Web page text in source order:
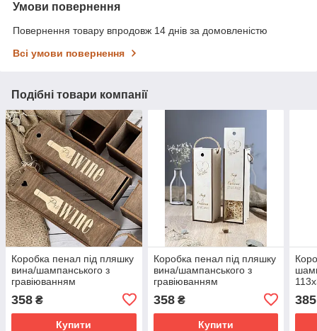
Умови повернення
Повернення товару впродовж 14 днів за домовленістю
Всі умови повернення
Подібні товари компанії
Коробка пенал під пляшку
вина/шампанського з
гравіюванням
358 ₴
Купити
Коробка пенал під пляшку
вина/шампанського з
гравіюванням
358₴
Купити
385